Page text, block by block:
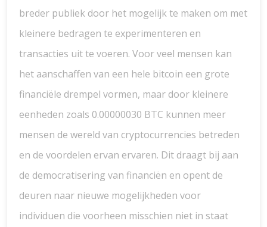
breder publiek door het mogelijk te maken om met
kleinere bedragen te experimenteren en
transacties uit te voeren. Voor veel mensen kan
het aanschaffen van een hele bitcoin een grote
financiële drempel vormen, maar door kleinere
eenheden zoals 0.00000030 BTC kunnen meer
mensen de wereld van cryptocurrencies betreden
en de voordelen ervan ervaren. Dit draagt bij aan
de democratisering van financiën en opent de
deuren naar nieuwe mogelijkheden voor
individuen die voorheen misschien niet in staat